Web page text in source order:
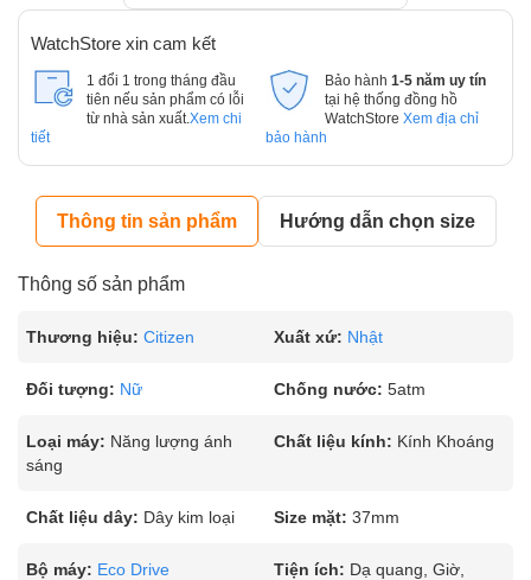
WatchStore xin cam kết
1 đổi 1 trong tháng đầu
tiên nếu sản phẩm có lỗi
từ nhà sản xuất. Xem chi
tiết
Bảo hành 1-5 năm uy tín
tại hệ thống đồng hồ
WatchStore Xem địa chỉ
bảo hành
Thông tin sản phẩm Hướng dẫn chọn size
Thông số sản phẩm
Thương hiệu: Citizen Xuất xứ: Nhật
Đối tượng: Nữ Chống nước: 5atm
Loại máy: Năng lượng ánh
sáng
Chất liệu kính: Kính Khoáng
Chất liệu dây: Dây kim loại Size mặt: 37mm
Bộ máy: Eco Drive Tiện ích: Dạ quang, Giờ,